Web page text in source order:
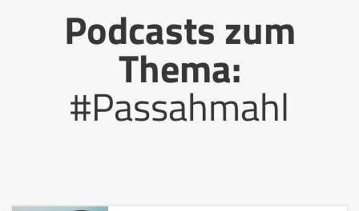
Podcasts zum
Thema:
#Passahmahl